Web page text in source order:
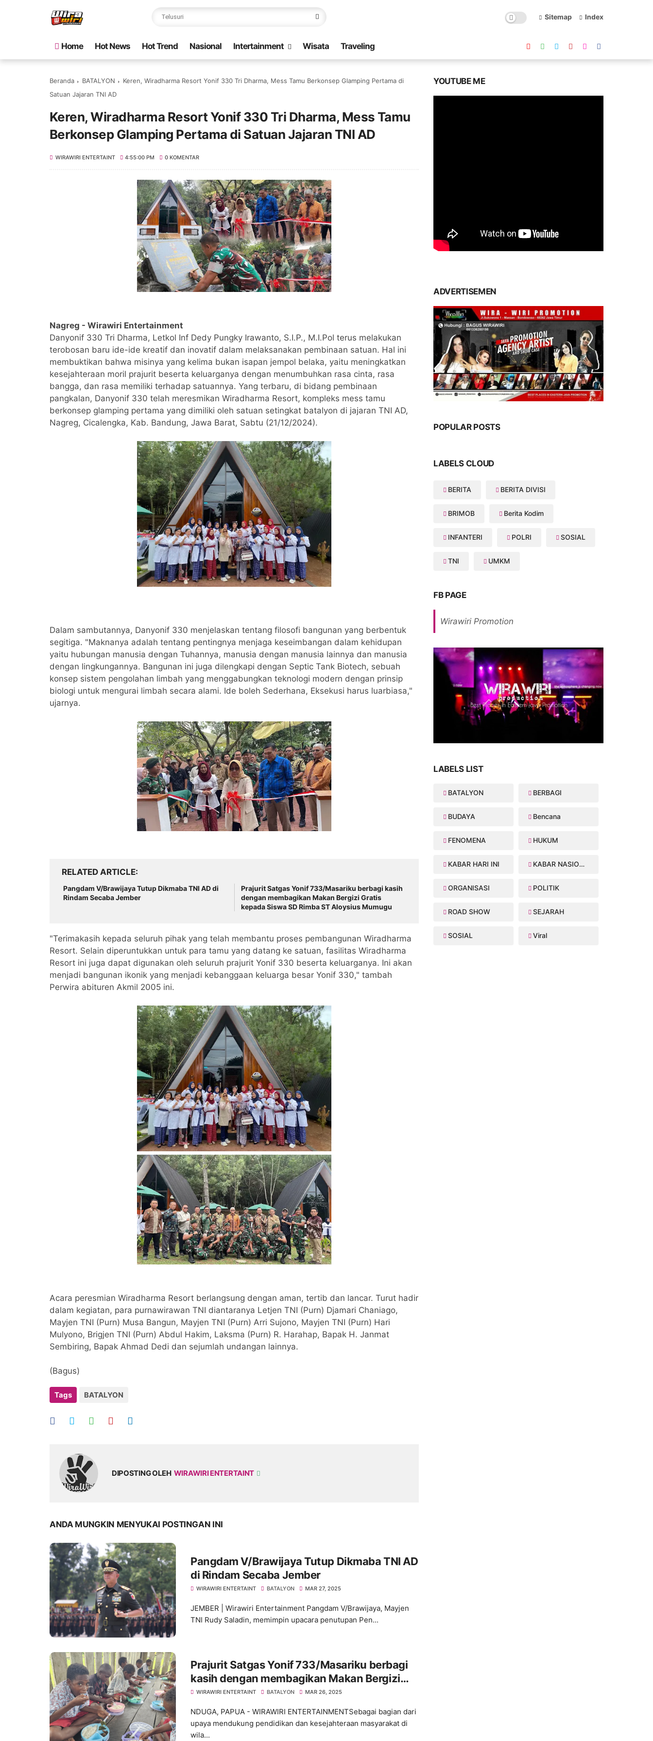
Sitemap Index
Home Hot News Hot Trend Nasional Intertainment Wisata Traveling
Beranda BATALYON
Keren, Wiradharma Resort Yonif 330 Tri Dharma, Mess Tamu Berkonsep Glamping Pertama di
Satuan Jajaran TNI AD
Keren, Wiradharma Resort Yonif 330 Tri Dharma, Mess Tamu
Berkonsep Glamping Pertama di Satuan Jajaran TNI AD
WIRAWIRI ENTERTAINT 4:55:00 PM 0 KOMENTAR
Nagreg - Wirawiri Entertainment
Danyonif 330 Tri Dharma, Letkol Inf Dedy Pungky Irawanto, S.I.P., M.I.Pol terus melakukan
terobosan baru ide-ide kreatif dan inovatif dalam melaksanakan pembinaan satuan. Hal ini
membuktikan bahwa misinya yang kelima bukan isapan jempol belaka, yaitu meningkatkan
kesejahteraan moril prajurit beserta keluarganya dengan menumbuhkan rasa cinta, rasa
bangga, dan rasa memiliki terhadap satuannya. Yang terbaru, di bidang pembinaan
pangkalan, Danyonif 330 telah meresmikan Wiradharma Resort, kompleks mess tamu
berkonsep glamping pertama yang dimiliki oleh satuan setingkat batalyon di jajaran TNI AD,
Nagreg, Cicalengka, Kab. Bandung, Jawa Barat, Sabtu (21/12/2024).
Dalam sambutannya, Danyonif 330 menjelaskan tentang filosofi bangunan yang berbentuk
segitiga. "Maknanya adalah tentang pentingnya menjaga keseimbangan dalam kehidupan
yaitu hubungan manusia dengan Tuhannya, manusia dengan manusia lainnya dan manusia
dengan lingkungannya. Bangunan ini juga dilengkapi dengan Septic Tank Biotech, sebuah
konsep sistem pengolahan limbah yang menggabungkan teknologi modern dengan prinsip
biologi untuk mengurai limbah secara alami. Ide boleh Sederhana, Eksekusi harus luarbiasa,"
ujarnya.
RELATED ARTICLE
Pangdam V/Brawijaya Tutup Dikmaba TNI AD di
Rindam Secaba Jember
Prajurit Satgas Yonif 733/Masariku berbagi kasih
dengan membagikan Makan Bergizi Gratis
kepada Siswa SD Rimba ST Aloysius Mumugu
"Terimakasih kepada seluruh pihak yang telah membantu proses pembangunan Wiradharma
Resort. Selain diperuntukkan untuk para tamu yang datang ke satuan, fasilitas Wiradharma
Resort ini juga dapat digunakan oleh seluruh prajurit Yonif 330 beserta keluarganya. Ini akan
menjadi bangunan ikonik yang menjadi kebanggaan keluarga besar Yonif 330," tambah
Perwira abituren Akmil 2005 ini.
Acara peresmian Wiradharma Resort berlangsung dengan aman, tertib dan lancar. Turut hadir
dalam kegiatan, para purnawirawan TNI diantaranya Letjen TNI (Purn) Djamari Chaniago,
Mayjen TNI (Purn) Musa Bangun, Mayjen TNI (Purn) Arri Sujono, Mayjen TNI (Purn) Hari
Mulyono, Brigjen TNI (Purn) Abdul Hakim, Laksma (Purn) R. Harahap, Bapak H. Janmat
Sembiring, Bapak Ahmad Dedi dan sejumlah undangan lainnya.
(Bagus)
Tags BATALYON
DIPOSTING OLEH WIRAWIRI ENTERTAINT
ANDA MUNGKIN MENYUKAI POSTINGAN INI
Pangdam V/Brawijaya Tutup Dikmaba TNI AD
di Rindam Secaba Jember
WIRAWIRI ENTERTAINT BATALYON MAR 27, 2025
JEMBER | Wirawiri Entertainment Pangdam V/Brawijaya, Mayjen
TNI Rudy Saladin, memimpin upacara penutupan Pen...
Prajurit Satgas Yonif 733/Masariku berbagi
kasih dengan membagikan Makan Bergizi
Gratis kepada Siswa SD Rimba ST Aloysius
WIRAWIRI ENTERTAINT BATALYON MAR 26, 2025
NDUGA, PAPUA - WIRAWIRI ENTERTAINMENTSebagai bagian dari
upaya mendukung pendidikan dan kesejahteraan masyarakat di
wila...
YOUTUBE ME
ADVERTISEMEN
POPULAR POSTS
LABELS CLOUD
BERITA BERITA DIVISI
BRIMOB Berita Kodim
INFANTERI POLRI SOSIAL
TNI UMKM
FB PAGE
Wirawiri Promotion
LABELS LIST
BATALYON BERBAGI
BUDAYA Bencana
FENOMENA HUKUM
KABAR HARI INI KABAR NASIONAL
ORGANISASI POLITIK
ROAD SHOW SEJARAH
SOSIAL Viral